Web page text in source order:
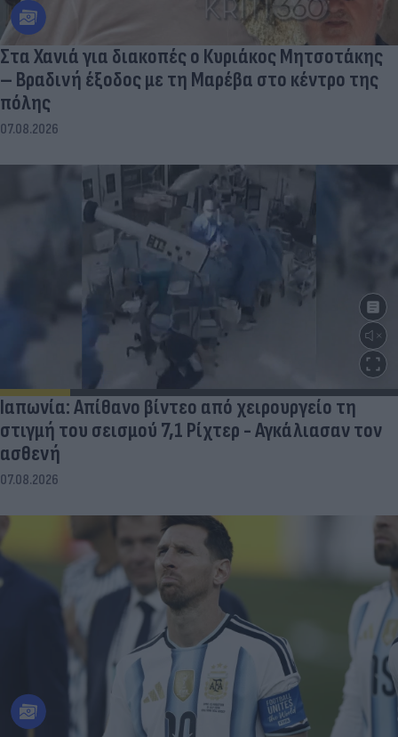
Στα Χανιά για διακοπές ο Κυριάκος Μητσοτάκης
– Βραδινή έξοδος με τη Μαρέβα στο κέντρο της
πόλης
07.08.2026
Ιαπωνία: Απίθανο βίντεο από χειρουργείο τη
στιγμή του σεισμού 7,1 Ρίχτερ - Αγκάλιασαν τον
ασθενή
07.08.2026